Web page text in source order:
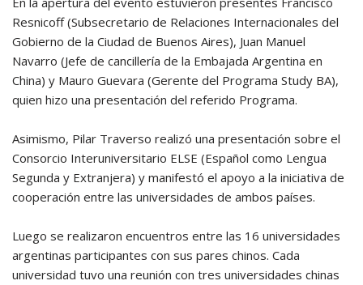
Resnicoff (Subsecretario de Relaciones Internacionales del
Gobierno de la Ciudad de Buenos Aires), Juan Manuel
Navarro (Jefe de cancillería de la Embajada Argentina en
China) y Mauro Guevara (Gerente del Programa Study BA),
quien hizo una presentación del referido Programa.
Asimismo, Pilar Traverso realizó una presentación sobre el
Consorcio Interuniversitario ELSE (Español como Lengua
Segunda y Extranjera) y manifestó el apoyo a la iniciativa de
cooperación entre las universidades de ambos países.
Luego se realizaron encuentros entre las 16 universidades
argentinas participantes con sus pares chinos. Cada
universidad tuvo una reunión con tres universidades chinas